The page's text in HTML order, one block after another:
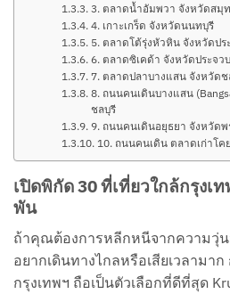
3. ตลาดน้ำอัมพวา จังหวัดสมุ
4. เกาะเกร็ด จังหวัดนนทบุรี
5. ตลาดโต้รุ่งหัวหิน จังหวัดปร
6. ตลาดซิเคด้า จังหวัดประจว
7. ตลาดปลาบางแสน จังหวัดช
8. ถนนคนเดินบางแสน
ชลบุรี
9. ถนนคนเดินอยุธยา จังหวัดพ
10. ถนนคนเดิน ตลาดเก่าโค
เปิดพิกัด 30 ที่เที่ยวใกล้กรุงเ
พัน
ถ้าคุณต้องการหลีกหนีจากความวุ่น
อยากเดินทางไกลหรือเสียเวลามาก
กรุงเทพฯ ถือเป็นตัวเลือกที่ดีที่สุด